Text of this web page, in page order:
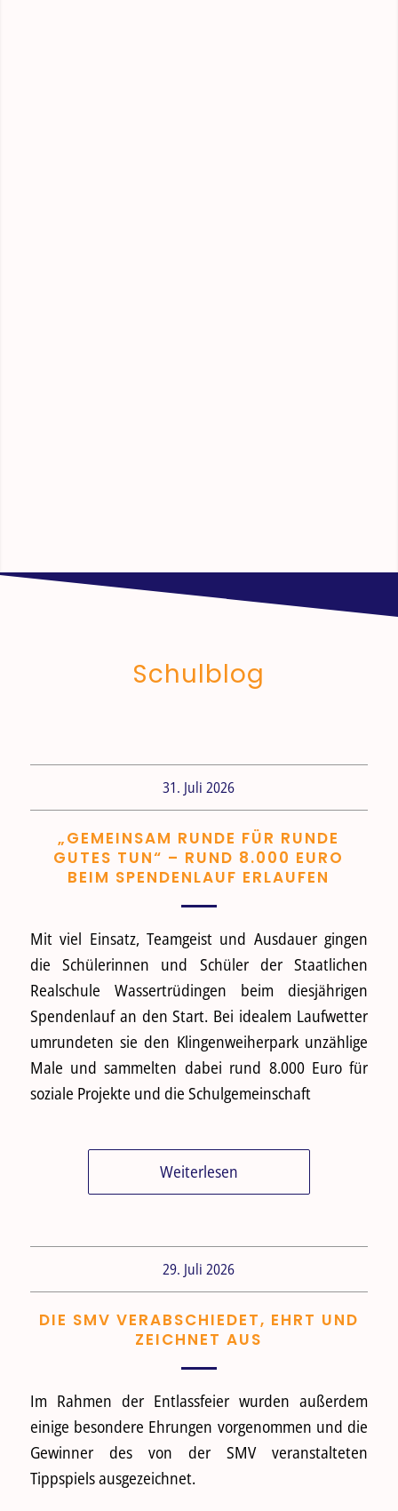
Schulblog
31. Juli 2026
„GEMEINSAM RUNDE FÜR RUNDE
GUTES TUN“ – RUND 8.000 EURO
BEIM SPENDENLAUF ERLAUFEN
Mit viel Einsatz, Teamgeist und Ausdauer gingen
die Schülerinnen und Schüler der Staatlichen
Realschule Wassertrüdingen beim diesjährigen
Spendenlauf an den Start. Bei idealem Laufwetter
umrundeten sie den Klingenweiherpark unzählige
Male und sammelten dabei rund 8.000 Euro für
soziale Projekte und die Schulgemeinschaft
Weiterlesen
29. Juli 2026
DIE SMV VERABSCHIEDET, EHRT UND
ZEICHNET AUS
Im Rahmen der Entlassfeier wurden außerdem
einige besondere Ehrungen vorgenommen und die
Gewinner des von der SMV veranstalteten
Tippspiels ausgezeichnet.